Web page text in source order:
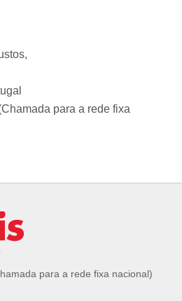
e
para a rede fixa
para a rede fixa nacional)